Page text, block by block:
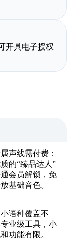
开具电子授权
声线需付费：
的“臻品达人”
会员解锁，免
基础音色。
小语种覆盖不
业级工具，小
功能有限。